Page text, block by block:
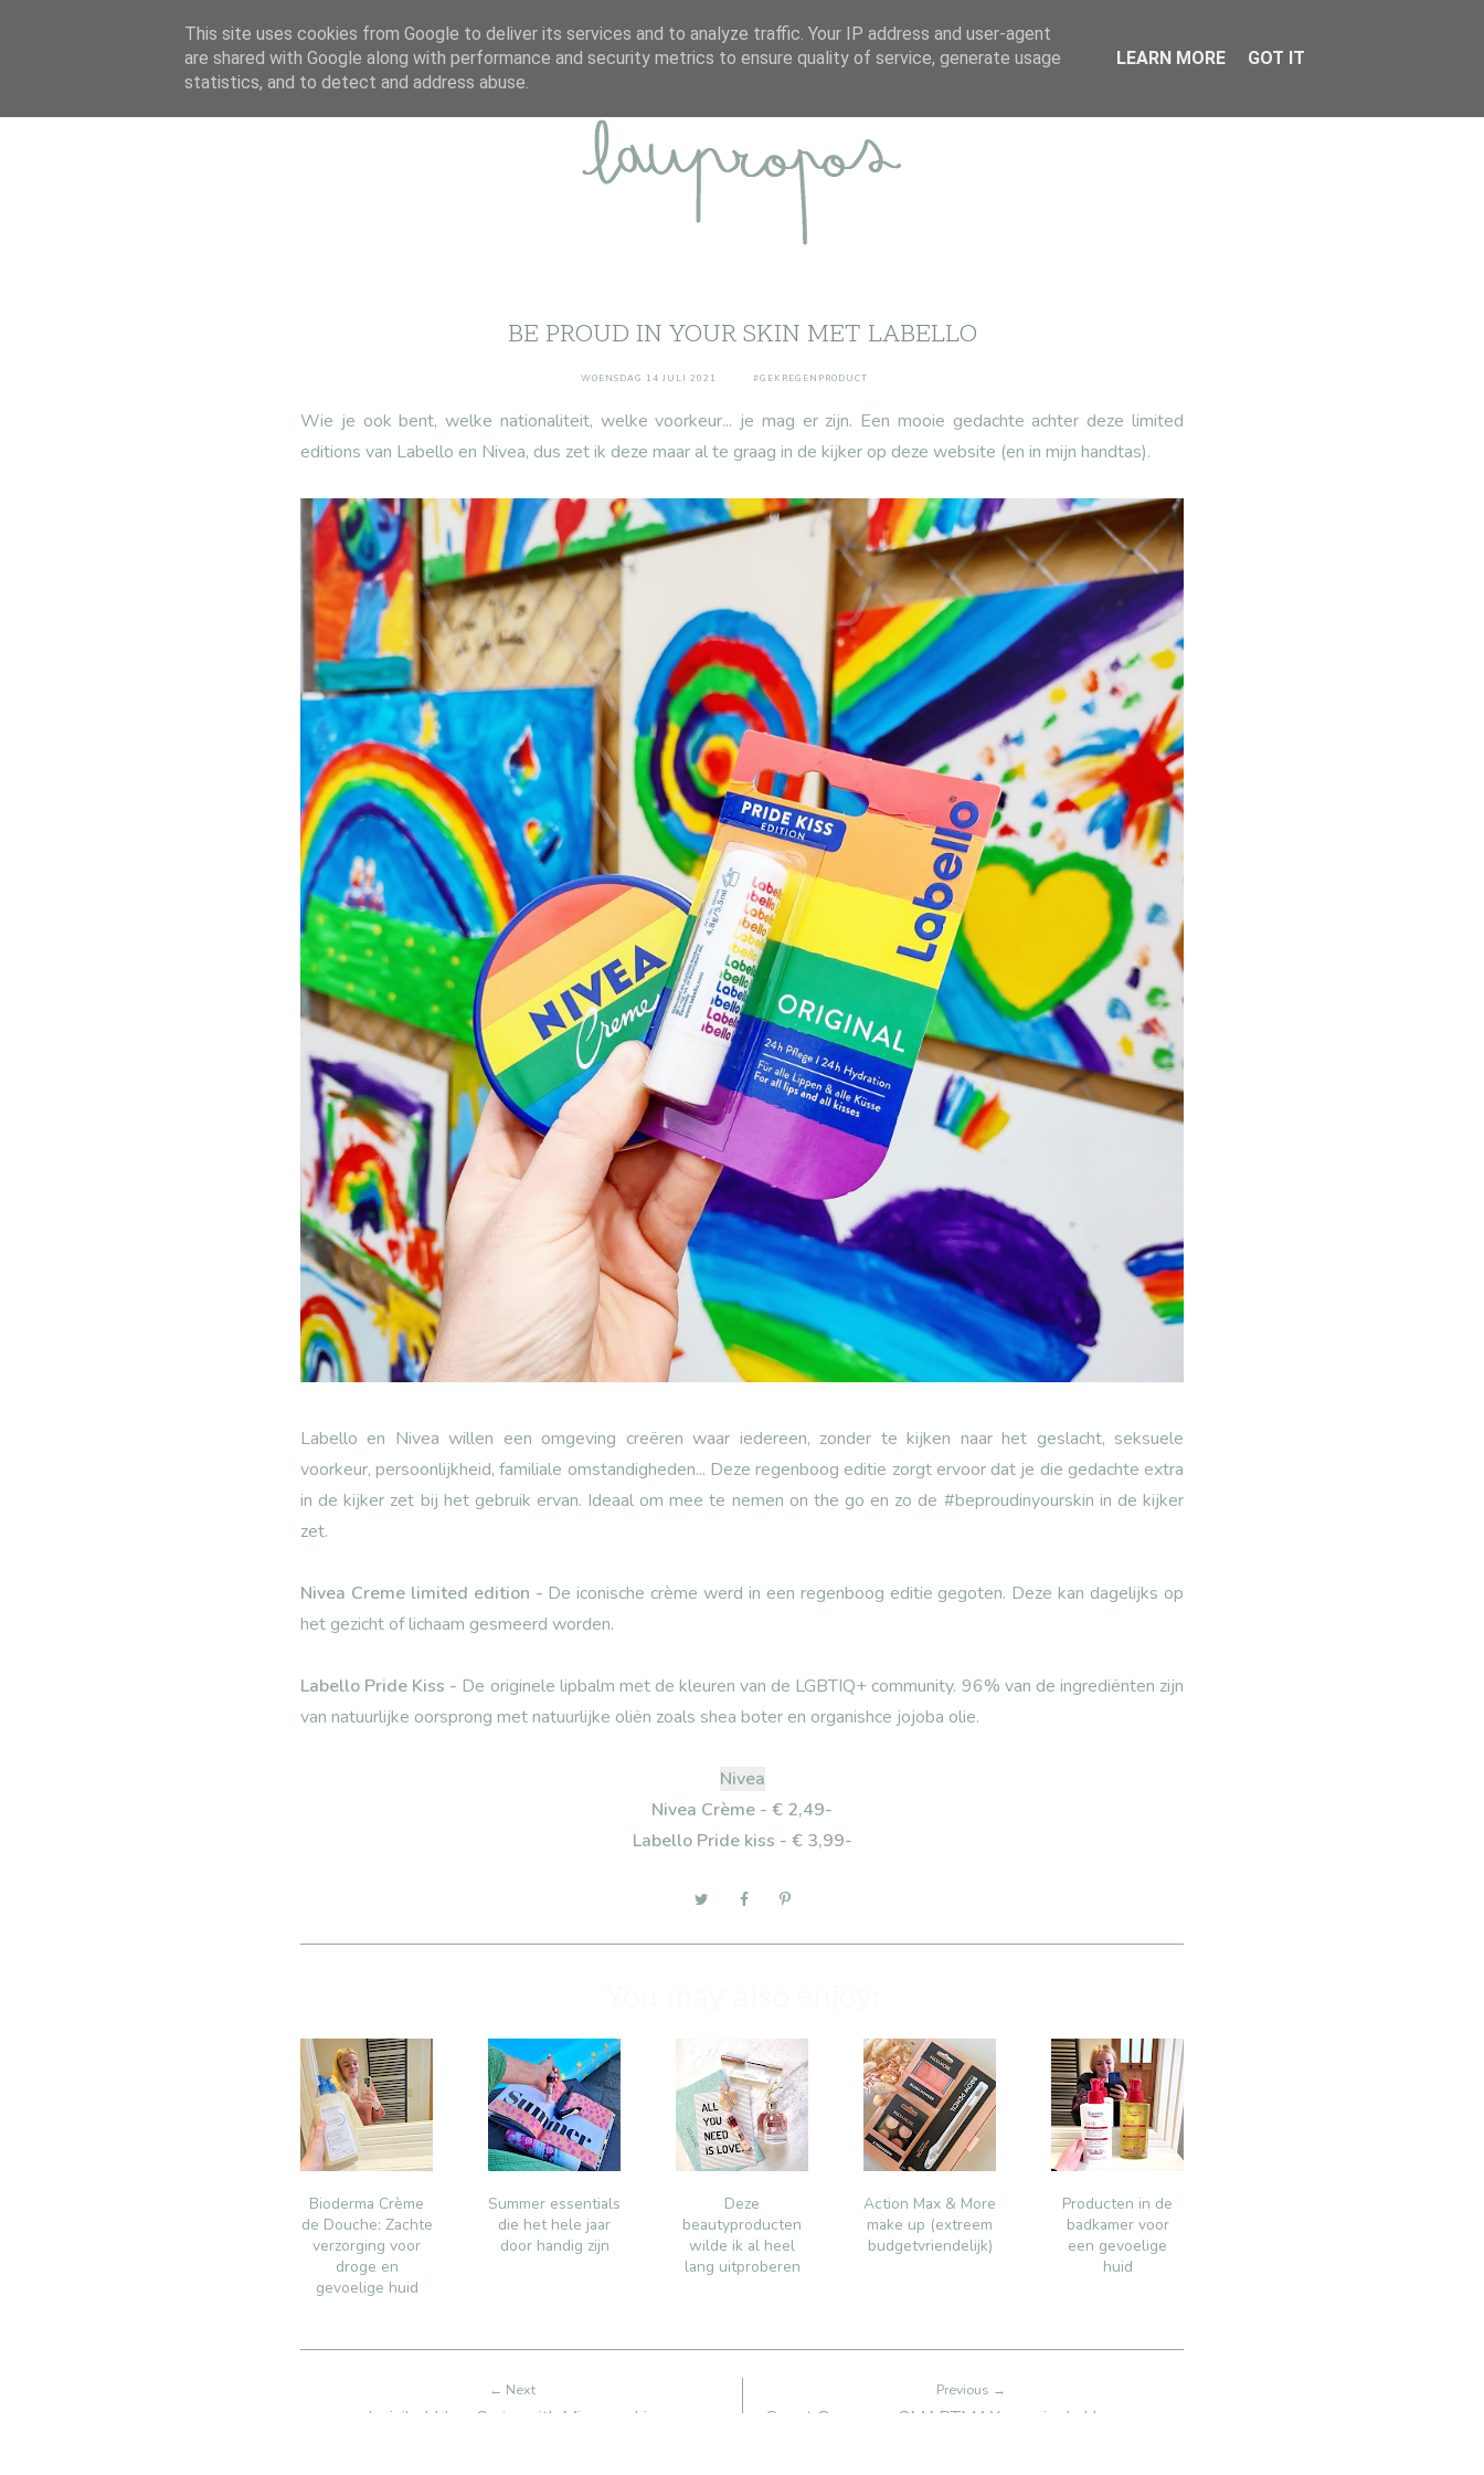
ABOUT DISCLAIMER CONTACT
BE PROUD IN YOUR SKIN MET LABELLO
WOENSDAG 14 JULI 2021 #GEKREGENPRODUCT
Wie je ook bent, welke nationaliteit, welke voorkeur... je mag er zijn. Een mooie gedachte achter deze limited
editions van Labello en Nivea, dus zet ik deze maar al te graag in de kijker op deze website (en in mijn handtas).
Labello en Nivea willen een omgeving creëren waar iedereen, zonder te kijken naar het geslacht, seksuele
voorkeur, persoonlijkheid, familiale omstandigheden... Deze regenboog editie zorgt ervoor dat je die gedachte extra
in de kijker zet bij het gebruik ervan. Ideaal om mee te nemen on the go en zo de #beproudinyourskin in de kijker
zet.
Nivea Creme limited edition - De iconische crème werd in een regenboog editie gegoten. Deze kan dagelijks op
het gezicht of lichaam gesmeerd worden.
Labello Pride Kiss - De originele lipbalm met de kleuren van de LGBTIQ+ community. 96% van de ingrediënten zijn
van natuurlijke oorsprong met natuurlijke oliën zoals shea boter en organishce jojoba olie.
Nivea
Nivea Crème - € 2,49-
Labello Pride kiss - € 3,99-
Bioderma Crème
de Douche: Zachte
verzorging voor
droge en
gevoelige huid
Summer essentials
die het hele jaar
door handig zijn
Deze
beautyproducten
wilde ik al heel
lang uitproberen
Action Max & More
make up (extreem
budgetvriendelijk)
Producten in de
badkamer voor
een gevoelige
huid
← Next
Invisibobble x Swim with Mi sprunchie
Previous →
Smart Games en SMARTMAX voor in de klas en voor
This site uses cookies from Google to deliver its services and to analyze traffic. Your IP address and user-agent
are shared with Google along with performance and security metrics to ensure quality of service, generate usage
statistics, and to detect and address abuse.
LEARN MORE GOT IT